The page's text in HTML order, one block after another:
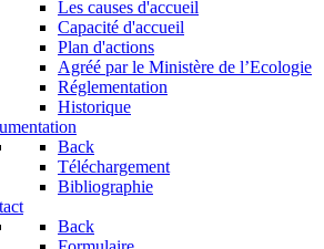
Les causes d'accueil
Capacité d'accueil
Plan d'actions
Agréé par le Ministère de l’Ecologie
Réglementation
Historique
Back
Téléchargement
Bibliographie
Back